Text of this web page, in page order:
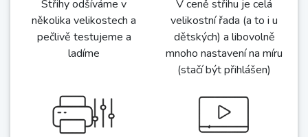
Střihy odšíváme v
několika velikostech a
pečlivě testujeme a
ladíme
V ceně střihu je celá
velikostní řada (a to i u
dětských) a libovolně
mnoho nastavení na míru
(stačí být přihlášen)